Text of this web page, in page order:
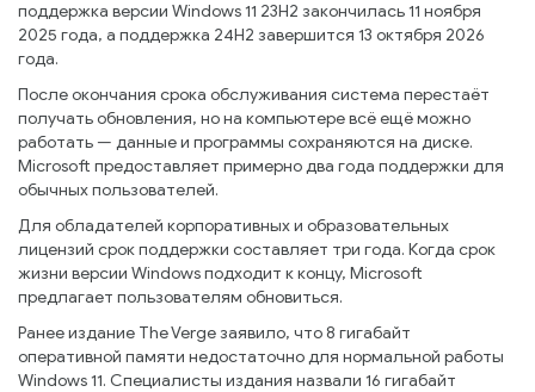
поддержка версии Windows 11 23H2 закончилась 11 ноября
2025 года, а поддержка 24H2 завершится 13 октября 2026
года.
После окончания срока обслуживания система перестаёт
получать обновления, но на компьютере всё ещё можно
работать — данные и программы сохраняются на диске.
Microsoft предоставляет примерно два года поддержки для
обычных пользователей.
Для обладателей корпоративных и образовательных
лицензий срок поддержки составляет три года. Когда срок
жизни версии Windows подходит к концу, Microsoft
предлагает пользователям обновиться.
Ранее издание The Verge заявило, что 8 гигабайт
оперативной памяти недостаточно для нормальной работы
Windows 11. Специалисты издания назвали 16 гигабайт